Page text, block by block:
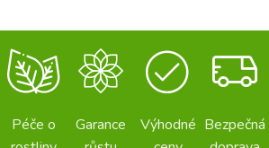
Péče o
Garance
Výhodné Bezpečná